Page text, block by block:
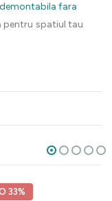
fara
pentru spatiul tau
33%